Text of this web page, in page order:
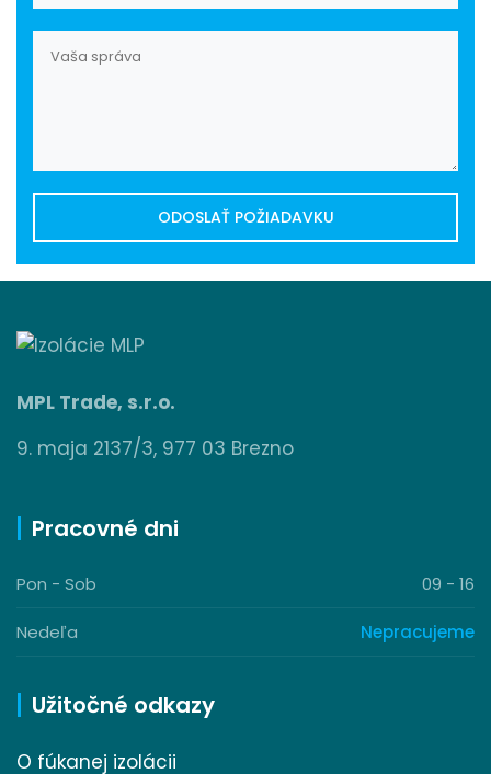
MPL Trade, s.r.o.
9. maja 2137/3, 977 03 Brezno
Pracovné dni
Pon - Sob 09 - 16
Nedeľa Nepracujeme
Užitočné odkazy
O fúkanej izolácii